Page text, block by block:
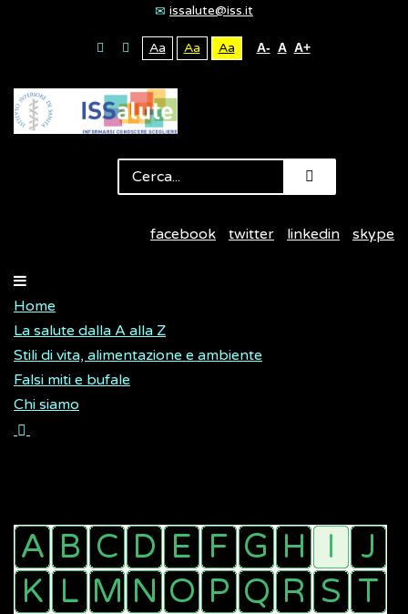
issalute@iss.it
Aa Aa Aa A- A A+
facebook twitter linkedin skype
Home
La salute dalla A alla Z
Stili di vita, alimentazione e ambiente
Falsi miti e bufale
Chi siamo